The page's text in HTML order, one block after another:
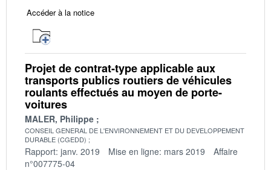
Accéder à la notice
Projet de contrat-type applicable aux
transports publics routiers de véhicules
roulants effectués au moyen de porte-
voitures
MALER, Philippe
CONSEIL GENERAL DE L'ENVIRONNEMENT ET DU DEVELOPPEMENT
DURABLE (CGEDD)
Rapport: janv. 2019 Mise en ligne: mars 2019
Affaire
n°007775-04